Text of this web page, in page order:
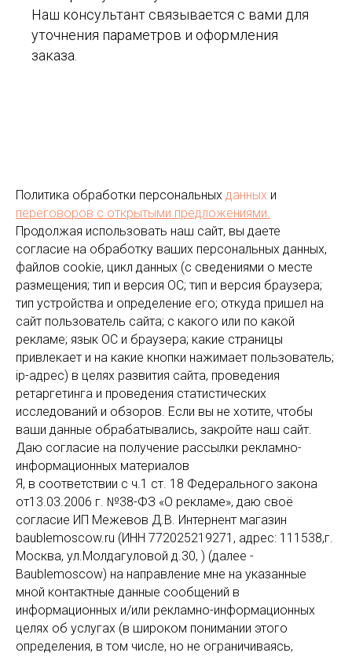
Наш консультант связывается с вами для
уточнения параметров и оформления
заказа.
Политика обработки персональных данных и
переговоров с открытыми предложениями.
Продолжая использовать наш сайт, вы даете
согласие на обработку ваших персональных данных,
файлов cookie, цикл данных (с сведениями о месте
размещения; тип и версия ОС; тип и версия браузера;
тип устройства и определение его; откуда пришел на
сайт пользователь сайта; с какого или по какой
рекламе; язык ОС и браузера; какие страницы
привлекает и на какие кнопки нажимает пользователь;
ip-адрес) в целях развития сайта, проведения
ретаргетинга и проведения статистических
исследований и обзоров. Если вы не хотите, чтобы
ваши данные обрабатывались, закройте наш сайт.
Даю согласие на получение рассылки рекламно-
информационных материалов
Я, в соответствии с ч.1 ст. 18 Федерального закона
от13.03.2006 г. №38-ФЗ «О рекламе», даю своё
согласие ИП Межевов Д.В. Интернент магазин
baublemoscow.ru (ИНН 772025219271, адрес: 111538,г.
Москва, ул.Молдагуловой д.30, ) (далее -
Baublemoscow) на направление мне на указанные
мной контактные данные сообщений в
информационных и/или рекламно-информационных
целях об услугах (в широком понимании этого
определения, в том числе, но не ограничиваясь,